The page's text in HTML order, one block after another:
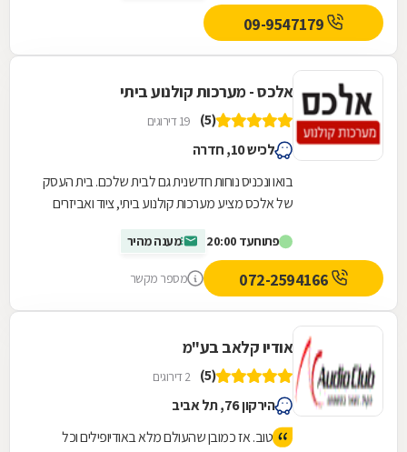
09-9547179
אלכס - מערכות קולנוע ביתי
(5) 19 דירוגים
לכיש 10, חדרה
בואו ונכניס נוחות חדשנית גם לבית שלכם. בית העסק
של אלכס מציע מערכות קולנוע ביתי, ציוד ואביזרים
פתוחעד 20:00 מענה מהיר
מספר מקשר
אודיו קלאב בע"מ
(5) 2 דירוגים
הירקון 76, תל אביב
טוב. אז כמובן שהעולם מלא באודיופילים וכל